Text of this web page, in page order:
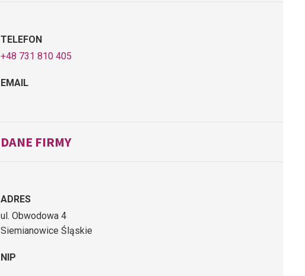
TELEFON
+48 731 810 405
EMAIL
DANE FIRMY
ADRES
ul. Obwodowa 4
Siemianowice Śląskie
NIP